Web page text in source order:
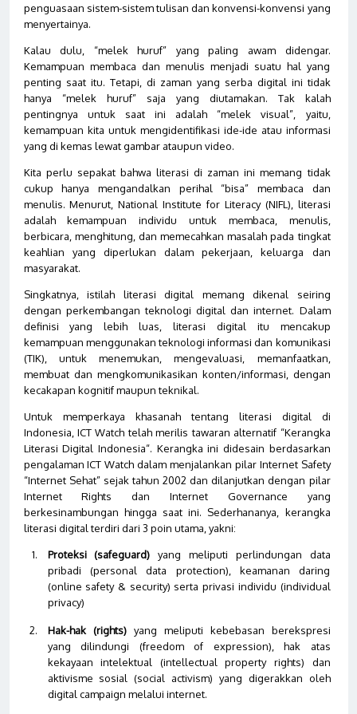
penguasaan sistem-sistem tulisan dan konvensi-konvensi yang
menyertainya.
Kalau dulu, “melek huruf” yang paling awam didengar.
Kemampuan membaca dan menulis menjadi suatu hal yang
penting saat itu. Tetapi, di zaman yang serba digital ini tidak
hanya “melek huruf” saja yang diutamakan. Tak kalah
pentingnya untuk saat ini adalah “melek visual”, yaitu,
kemampuan kita untuk mengidentifikasi ide-ide atau informasi
yang di kemas lewat gambar ataupun video.
Kita perlu sepakat bahwa literasi di zaman ini memang tidak
cukup hanya mengandalkan perihal “bisa” membaca dan
menulis. Menurut, National Institute for Literacy (NIFL), literasi
adalah kemampuan individu untuk membaca, menulis,
berbicara, menghitung, dan memecahkan masalah pada tingkat
keahlian yang diperlukan dalam pekerjaan, keluarga dan
masyarakat.
Singkatnya, istilah literasi digital memang dikenal seiring
dengan perkembangan teknologi digital dan internet. Dalam
definisi yang lebih luas, literasi digital itu mencakup
kemampuan menggunakan teknologi informasi dan komunikasi
(TIK), untuk menemukan, mengevaluasi, memanfaatkan,
membuat dan mengkomunikasikan konten/informasi, dengan
kecakapan kognitif maupun teknikal.
Untuk memperkaya khasanah tentang literasi digital di
Indonesia, ICT Watch telah merilis tawaran alternatif “Kerangka
Literasi Digital Indonesia“. Kerangka ini didesain berdasarkan
pengalaman ICT Watch dalam menjalankan pilar Internet Safety
“Internet Sehat” sejak tahun 2002 dan dilanjutkan dengan pilar
Internet Rights dan Internet Governance yang
berkesinambungan hingga saat ini. Sederhananya, kerangka
literasi digital terdiri dari 3 poin utama, yakni:
Proteksi (safeguard) yang meliputi perlindungan data
pribadi (personal data protection), keamanan daring
(online safety & security) serta privasi individu (individual
privacy)
Hak-hak (rights)yang meliputi kebebasan berekspresi
yang dilindungi (freedom of expression), hak atas
kekayaan intelektual (intellectual property rights) dan
aktivisme sosial (social activism) yang digerakkan oleh
digital campaign melalui internet.